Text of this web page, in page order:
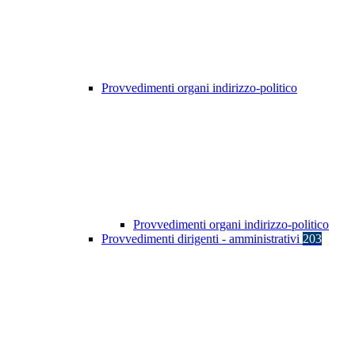
Provvedimenti organi indirizzo-politico
Provvedimenti organi indirizzo-politico
Provvedimenti dirigenti - amministrativi 203